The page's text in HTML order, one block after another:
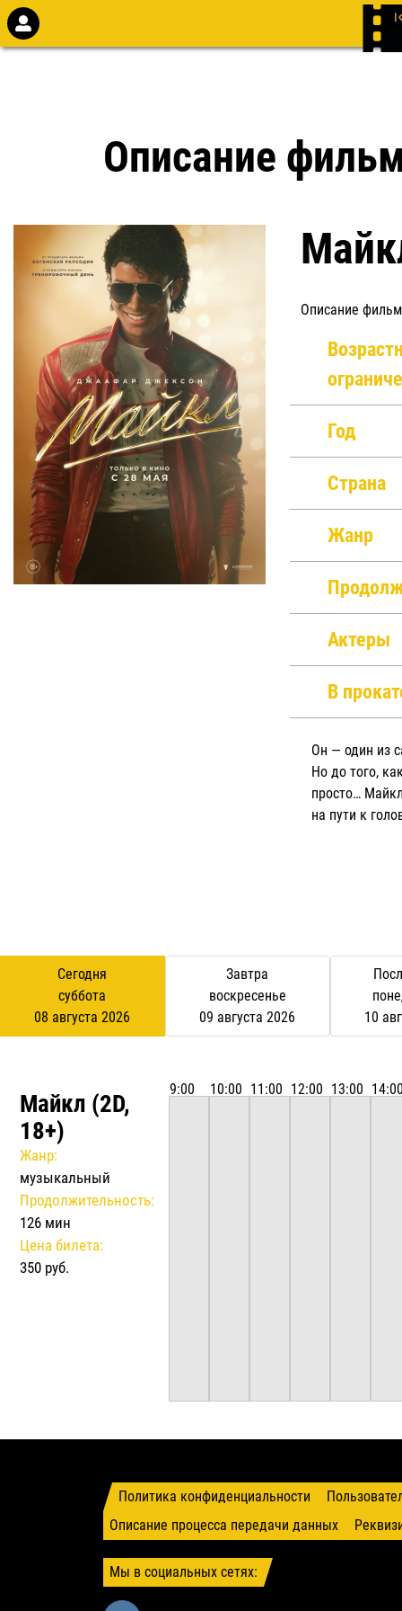
Описание
Описание
Год
Страна
Жанр
Актеры
В
Он — один из
Но до того,
просто…
на пути к
Сегодня
суббота
08 августа 2026
Завтра
воскресенье
09 августа 2026
10
Майкл (2D,
18+)
Жанр:
музыкальный
Продолжительность:
126 мин
Цена билета:
350 руб.
Политика конфиденциальности
Описание процесса передачи данных
Мы в социальных сетях: